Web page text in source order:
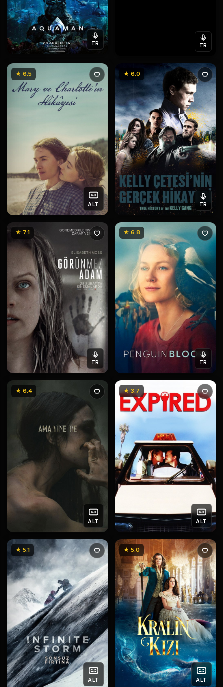
TR TR
★ 6.5
ALT
★ 6.0
TR
★ 7.1
TR
★ 6.8
TR
★ 6.4
ALT
★ 3.7
ALT
★ 5.1
ALT
★ 5.0
ALT